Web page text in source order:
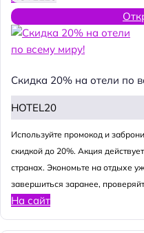
Скидка 20% на отели по
HOTEL20
Используйте промокод и
скидкой до 20%. Акция
странах. Экономьте на отдыхе
завершиться заранее,
На сайт